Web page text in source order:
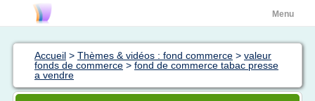
Menu
Accueil > Thèmes & vidéos : fond commerce > valeur
fonds de commerce > fond de commerce tabac presse
a vendre